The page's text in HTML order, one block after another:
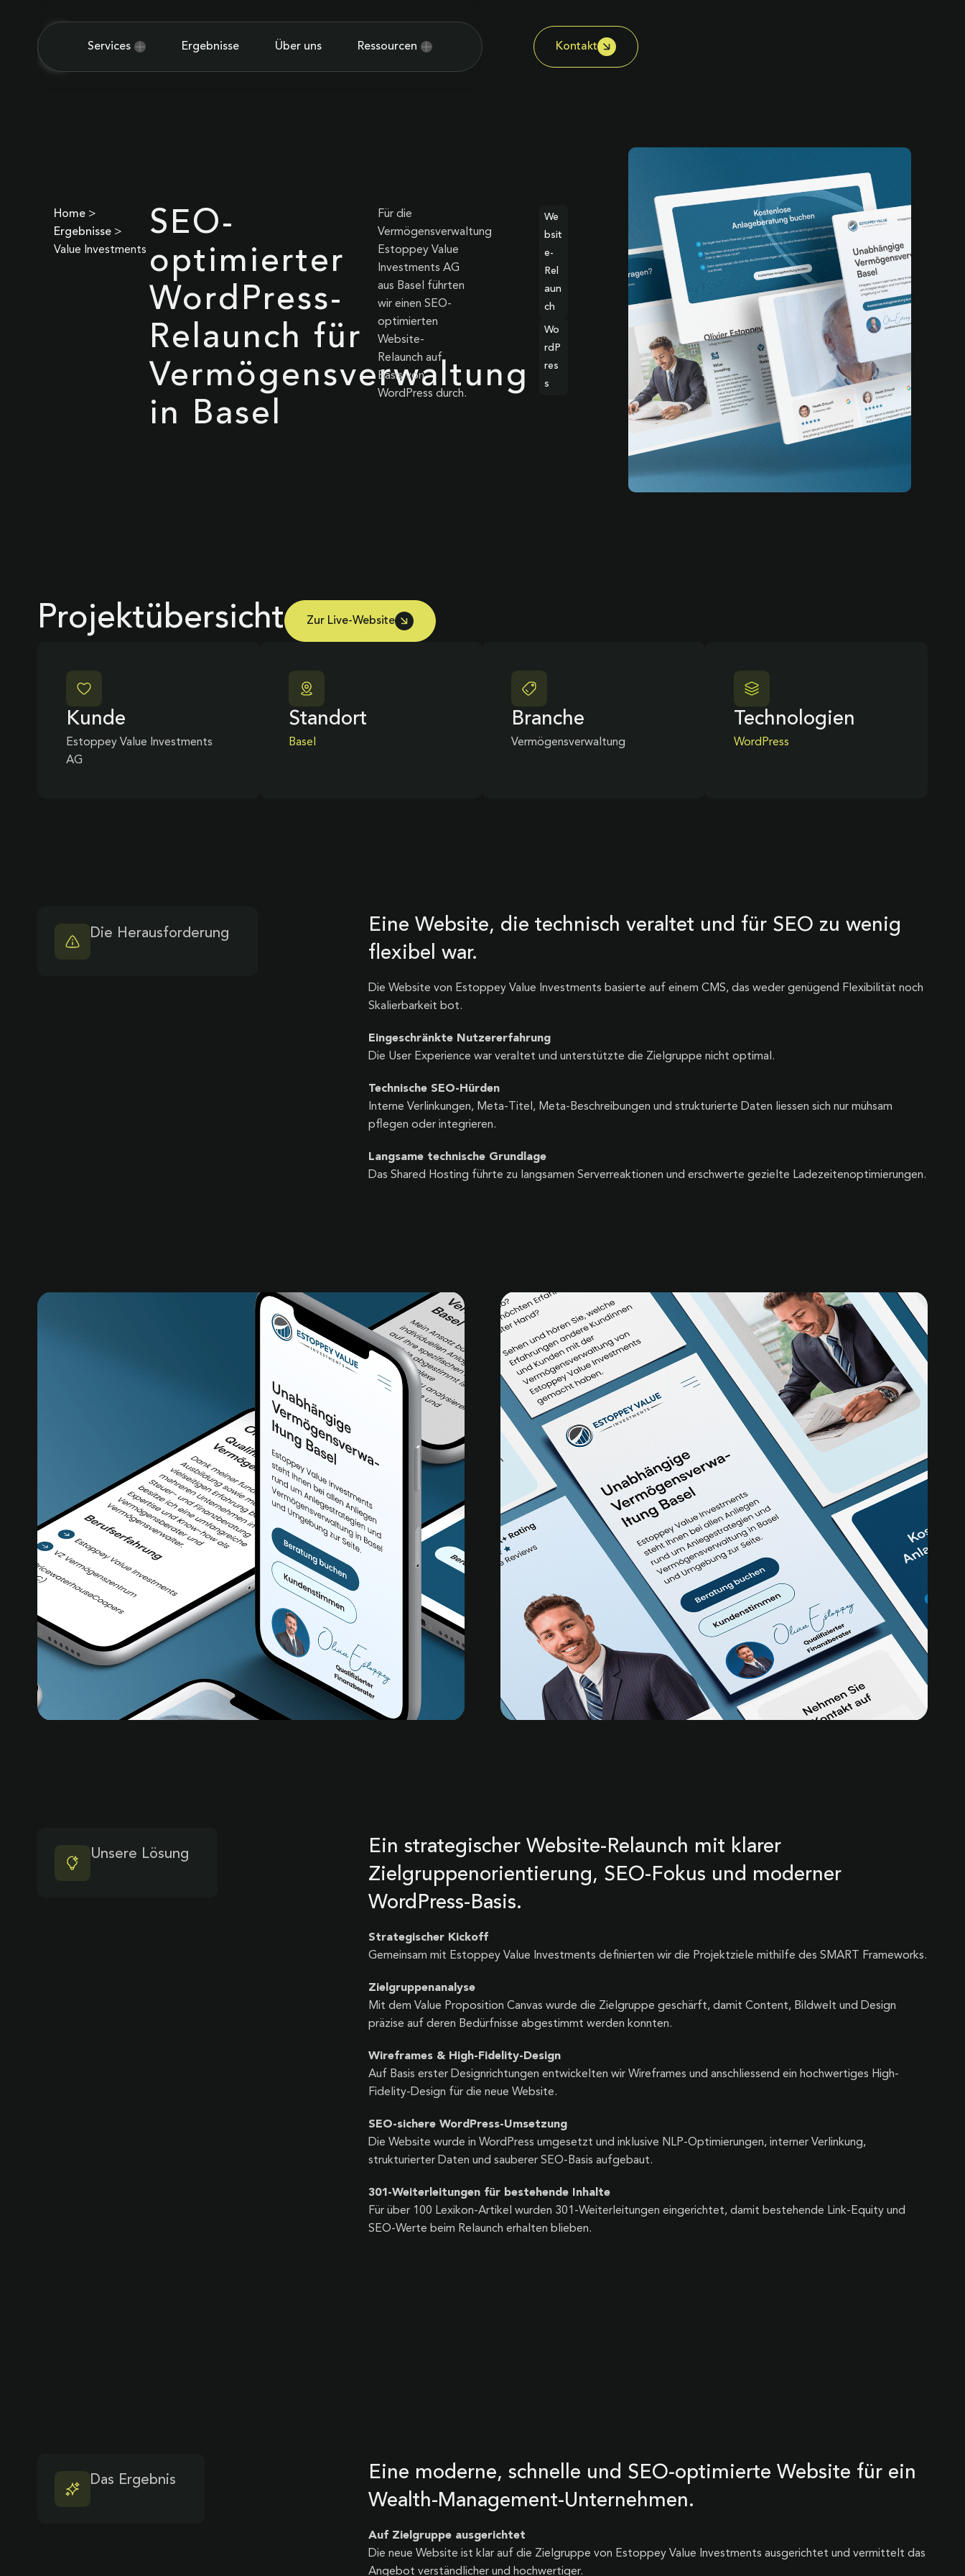
Services Ergebnisse Über uns Ressourcen Kontakt
Home >
Ergebnisse >
Value Investments
SEO-
optimierter
WordPress-
Relaunch für
Vermögensverwaltung
in Basel
Für die
Vermögensverwaltung
Estoppey Value
Investments AG
aus Basel führten
wir einen SEO-
optimierten
Website-
Relaunch auf
Basis von
WordPress durch.
We
bsit
e-
Rel
aun
ch
Wo
rdP
res
s
Projektübersicht Zur Live-Website
Kunde
Estoppey Value Investments
AG
Standort
Basel
Branche
Vermögensverwaltung
Technologien
WordPress
Die Herausforderung
Eine Website, die technisch veraltet und für SEO zu wenig
flexibel war.
Die Website von Estoppey Value Investments basierte auf einem CMS, das weder genügend Flexibilität noch
Skalierbarkeit bot.
Eingeschränkte Nutzererfahrung
Die User Experience war veraltet und unterstützte die Zielgruppe nicht optimal.
Technische SEO-Hürden
Interne Verlinkungen, Meta-Titel, Meta-Beschreibungen und strukturierte Daten liessen sich nur mühsam
pflegen oder integrieren.
Langsame technische Grundlage
Das Shared Hosting führte zu langsamen Serverreaktionen und erschwerte gezielte Ladezeitenoptimierungen.
Unsere Lösung
Ein strategischer Website-Relaunch mit klarer
Zielgruppenorientierung, SEO-Fokus und moderner
WordPress-Basis.
Strategischer Kickoff
Gemeinsam mit Estoppey Value Investments definierten wir die Projektziele mithilfe des SMART Frameworks.
Zielgruppenanalyse
Mit dem Value Proposition Canvas wurde die Zielgruppe geschärft, damit Content, Bildwelt und Design
präzise auf deren Bedürfnisse abgestimmt werden konnten.
Wireframes & High-Fidelity-Design
Auf Basis erster Designrichtungen entwickelten wir Wireframes und anschliessend ein hochwertiges High-
Fidelity-Design für die neue Website.
SEO-sichere WordPress-Umsetzung
Die Website wurde in WordPress umgesetzt und inklusive NLP-Optimierungen, interner Verlinkung,
strukturierter Daten und sauberer SEO-Basis aufgebaut.
301-Weiterleitungen für bestehende Inhalte
Für über 100 Lexikon-Artikel wurden 301-Weiterleitungen eingerichtet, damit bestehende Link-Equity und
SEO-Werte beim Relaunch erhalten blieben.
Das Ergebnis
Eine moderne, schnelle und SEO-optimierte Website für ein
Wealth-Management-Unternehmen.
Auf Zielgruppe ausgerichtet
Die neue Website ist klar auf die Zielgruppe von Estoppey Value Investments ausgerichtet und vermittelt das
Angebot verständlicher und hochwertiger.